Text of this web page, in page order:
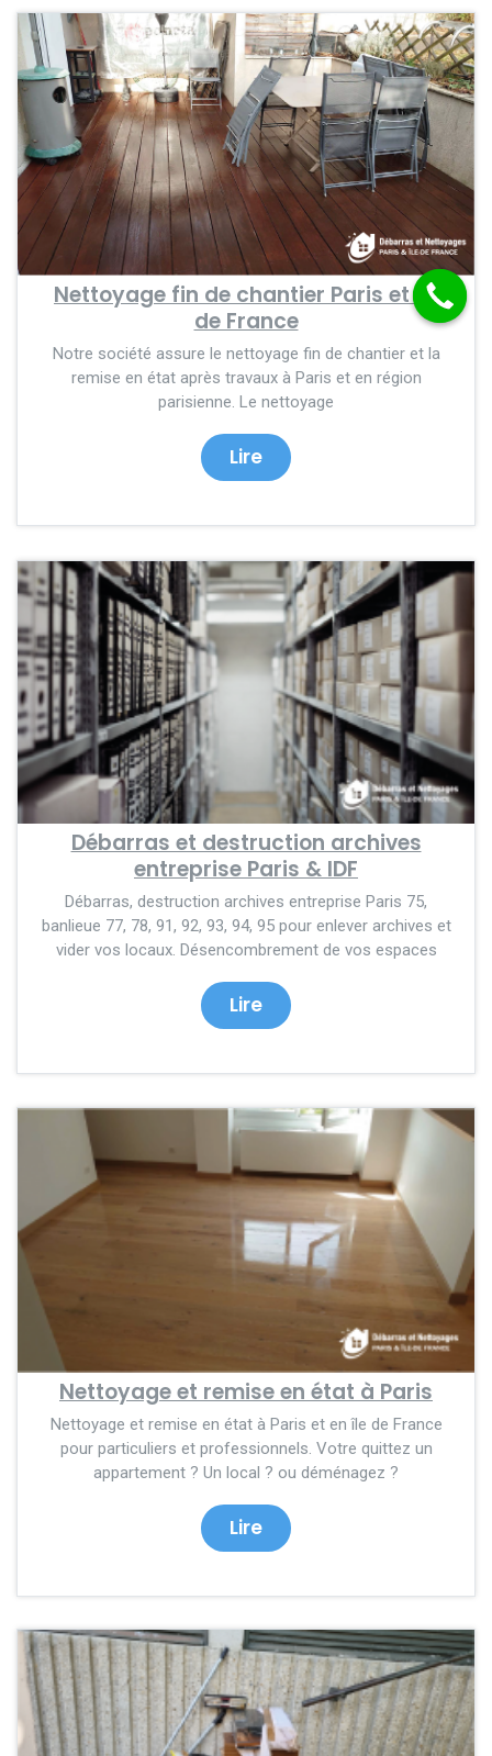
Nettoyage fin de chantier Paris et Ile
de France
Notre société assure le nettoyage fin de chantier et la
remise en état après travaux à Paris et en région
parisienne. Le nettoyage
Lire
Débarras et destruction archives
entreprise Paris & IDF
Débarras, destruction archives entreprise Paris 75,
banlieue 77, 78, 91, 92, 93, 94, 95 pour enlever archives et
vider vos locaux. Désencombrement de vos espaces
Lire
Nettoyage et remise en état à Paris
Nettoyage et remise en état à Paris et en île de France
pour particuliers et professionnels. Votre quittez un
appartement ? Un local ? ou déménagez ?
Lire